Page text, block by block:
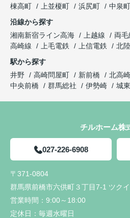
棟高町
上並榎町 浜尻町
中泉町
沿線から探す
湘南新宿ライン高海
上越線 両毛
高崎線
上毛電鉄 上信電鉄 北
駅から探す
井野
高崎問屋町 新前橋 北高崎
中央前橋
群馬総社 伊勢崎 城東
チルホーム株
027-226-6908
〒371-0804
群馬県前橋市六供町３丁目7-1 ツク
営業時間： 9:00～18:00
定休日： 毎週水曜日